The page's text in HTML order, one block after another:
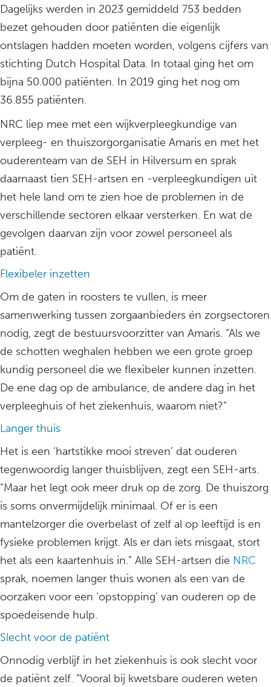
Dagelijks werden in 2023 gemiddeld 753 bedden
bezet gehouden door patiënten die eigenlijk
ontslagen hadden moeten worden, volgens cijfers van
stichting Dutch Hospital Data. In totaal ging het om
bijna 50.000 patiënten. In 2019 ging het nog om
36.855 patiënten.
NRC liep mee met een wijkverpleegkundige van
verpleeg- en thuiszorgorganisatie Amaris en met het
ouderenteam van de SEH in Hilversum en sprak
daarnaast tien SEH-artsen en -verpleegkundigen uit
het hele land om te zien hoe de problemen in de
verschillende sectoren elkaar versterken. En wat de
gevolgen daarvan zijn voor zowel personeel als
patiënt.
Flexibeler inzetten
Om de gaten in roosters te vullen, is meer
samenwerking tussen zorgaanbieders én zorgsectoren
nodig, zegt de bestuursvoorzitter van Amaris. “Als we
de schotten weghalen hebben we een grote groep
kundig personeel die we flexibeler kunnen inzetten.
De ene dag op de ambulance, de andere dag in het
verpleeghuis of het ziekenhuis, waarom niet?”
Langer thuis
Het is een ‘hartstikke mooi streven’ dat ouderen
tegenwoordig langer thuisblijven, zegt een SEH-arts.
“Maar het legt ook meer druk op de zorg. De thuiszorg
is soms onvermijdelijk minimaal. Of er is een
mantelzorger die overbelast of zelf al op leeftijd is en
fysieke problemen krijgt. Als er dan iets misgaat, stort
het als een kaartenhuis in.” Alle SEH-artsen die NRC
sprak, noemen langer thuis wonen als een van de
oorzaken voor een ‘opstopping’ van ouderen op de
spoedeisende hulp.
Slecht voor de patiënt
Onnodig verblijf in het ziekenhuis is ook slecht voor
de patiënt zelf. “Vooral bij kwetsbare ouderen weten